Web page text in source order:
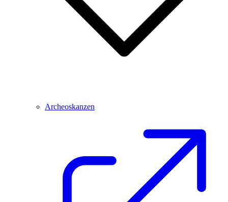
Archeoskanzen